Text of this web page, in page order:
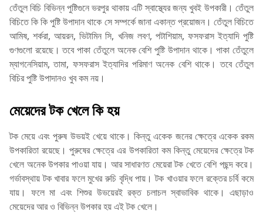
তেঁতুল বিচি বিভিন্ন পুষ্টিগুনে ভরপুর থাকায় এটি স্বাস্থ্যের জন্য খুবই উপকারী। তেঁতুল
বিচিতে কি কি পুষ্টি উপাদান থাকে সে সম্পর্কে জানা একান্ত প্রয়োজন। তেঁতুল বিচিতে
আমিষ, শর্করা, আয়রন, ভিটামিন সি, খনিজ লবণ, পটাশিয়াম, ফসফরাস ইত্যাদি পুষ্টি
গুণগুলো রয়েছে। তবে পাকা তেঁতুলে অনেক বেশি পুষ্টি উপাদান থাকে। পাকা তেঁতুলে
ম্যাগনেসিয়াম, তামা, ফসফরাস ইত্যাদির পরিমাণ অনেক বেশি থাকে। তবে তেঁতুল
বিচির পুষ্টি উপাদানও খুব কম নয়।
মেয়েদের টক খেলে কি হয়
টক মেয়ে এবং পুরুষ উভয়ই খেয়ে থাকে। কিন্তু একেক জনের ক্ষেত্রে একেক রকম
উপকারিতা রয়েছে। পুরুষের ক্ষেত্রে এর উপকারিতা কম কিন্তু মেয়েদের ক্ষেত্রে টক
খেলে অনেক উপকার পাওয়া যায়। আর সাধারণত মেয়েরা টক খেতে বেশি পছন্দ করে।
গর্ভাবস্থায় টক খাবার ফলে মুখের রুচি বৃদ্ধি পায়। টক খাওয়ার ফলে রক্তের চর্বি কমে
যায়। ফলে মা এবং শিশুর উভয়েরই রক্ত চলাচল স্বাভাবিক থাকে। এছাড়াও
মেয়েদের আর ও বিভিন্ন উপকার হয় এই টক খেলে।